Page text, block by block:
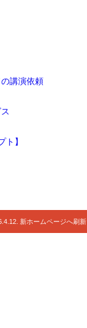
講演依頼
】
新ホームページへ刷新